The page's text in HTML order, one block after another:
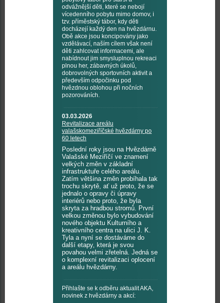
odvážnější děti, které se nebojí
vícedenního pobytu mimo domov, i
tzv. příměstský tábor, kdy děti
docházejí každý den na hvězdárnu.
Obě akce jsou koncipovány jako
vzdělávací, naším cílem však není
děti zahlcovat informacemi, ale
nabídnout jim smysluplnou rekreaci
plnou her, zábavných úkolů,
dobrovolných sportovních aktivit a
především odpočinku pod
hvězdnou oblohou při nočních
pozorováních.
03.03.2026
Revitalizace areálu
valašskomeziříčské hvězdárny po
60 letech
Poslední roky jsou na Hvězdárně
Valašské Meziříčí ve znamení
velkých změn v základní
infrastruktuře celého areálu.
Zatím většina změn probíhala tak
trochu skrytě, ať už proto, že se
jednalo o opravy či úpravy
interiérů nebo proto, že byla
skryta za hradbou stromů. První
velkou změnou bylo vybudování
nového objektu Kulturního a
kreativního centra na ulici J. K.
Tyla a nyní se dostáváme do
další etapy, která je svou
povahou velmi zřetelná. Jedná se
o komplexní revitalizaci oplocení
a areálu hvězdárny.
Přihlašte se k odběru aktualit AKA,
novinek z hvězdárny a akcí: